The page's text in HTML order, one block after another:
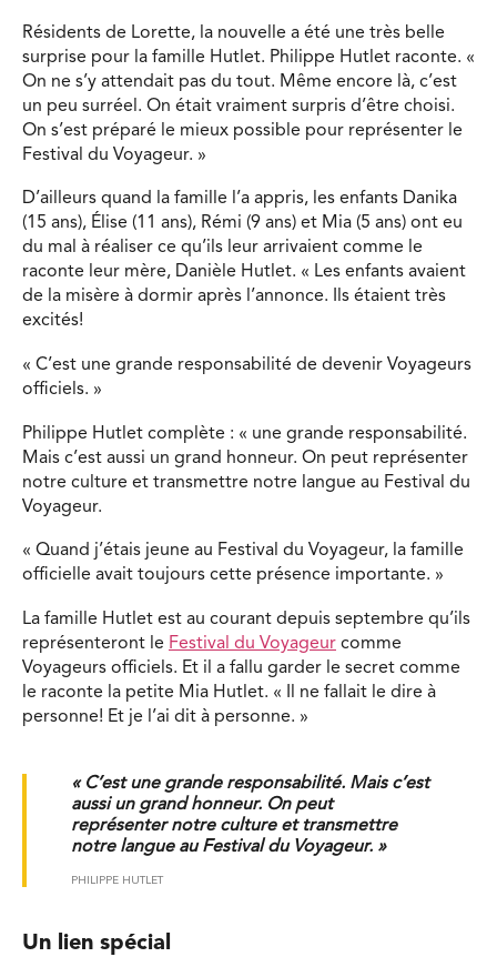
Résidents de Lorette, la nouvelle a été une très belle
surprise pour la famille Hutlet. Philippe Hutlet raconte. «
On ne s’y attendait pas du tout. Même encore là, c’est
un peu surréel. On était vraiment surpris d’être choisi.
On s’est préparé le mieux possible pour représenter le
Festival du Voyageur. »
D’ailleurs quand la famille l’a appris, les enfants Danika
(15 ans), Élise (11 ans), Rémi (9 ans) et Mia (5 ans) ont eu
du mal à réaliser ce qu’ils leur arrivaient comme le
raconte leur mère, Danièle Hutlet. « Les enfants avaient
de la misère à dormir après l’annonce. Ils étaient très
excités!
« C’est une grande responsabilité de devenir Voyageurs
officiels. »
Philippe Hutlet complète : « une grande responsabilité.
Mais c’est aussi un grand honneur. On peut représenter
notre culture et transmettre notre langue au Festival du
Voyageur.
« Quand j’étais jeune au Festival du Voyageur, la famille
officielle avait toujours cette présence importante. »
La famille Hutlet est au courant depuis septembre qu’ils
représenteront le Festival du Voyageur comme
Voyageurs officiels. Et il a fallu garder le secret comme
le raconte la petite Mia Hutlet. « Il ne fallait le dire à
personne! Et je l’ai dit à personne. »
« C’est une grande responsabilité. Mais c’est
aussi un grand honneur. On peut
représenter notre culture et transmettre
notre langue au Festival du Voyageur. »
PHILIPPE HUTLET
Un lien spécial